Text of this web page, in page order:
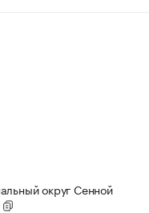
округ Сенной